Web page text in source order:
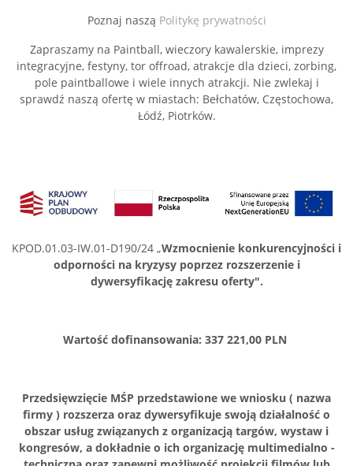
Poznaj naszą Politykę prywatności
Zapraszamy na Paintball, wieczory kawalerskie, imprezy
integracyjne, festyny, tor offroad, atrakcje dla dzieci, zorbing,
pole paintballowe i wiele innych atrakcji. Nie zwlekaj i
sprawdź naszą ofertę w miastach: Bełchatów, Częstochowa,
Łódź, Piotrków.
KPOD.01.03-IW.01-D190/24 „Wzmocnienie konkurencyjności i
odporności na kryzysy poprzez rozszerzenie i
dywersyfikację zakresu oferty".
Wartość dofinansowania: 337 221,00 PLN
Przedsięwzięcie MŚP przedstawione we wniosku ( nazwa
firmy ) rozszerza oraz dywersyfikuje swoją działalność o
obszar usług związanych z organizacją targów, wystaw i
kongresów, a dokładnie o ich organizację multimedialno -